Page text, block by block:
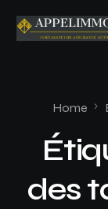
Home
des